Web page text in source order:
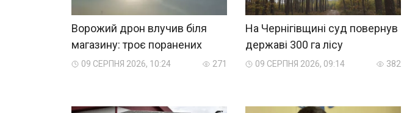
Ворожий дрон влучив біля
магазину: троє поранених
09 СЕРПНЯ 2026, 10:24 271
На Чернігівщині суд повернув
державі 300 га лісу
09 СЕРПНЯ 2026, 09:14 382